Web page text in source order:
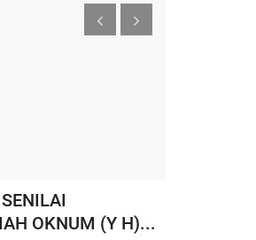
OKNUM (Y H)...